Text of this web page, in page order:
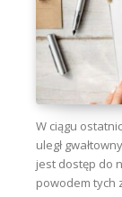
W ciągu
uległ
jest dostęp do
powodem tych